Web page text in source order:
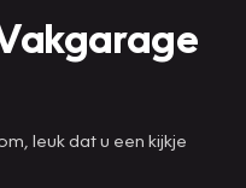
leuk dat u een kijkje